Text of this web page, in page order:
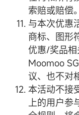
索赔或赔偿。
与本次优惠
商标、图形
优惠/奖品相
Moomoo
议、也不对
本活动不接
上的用户参